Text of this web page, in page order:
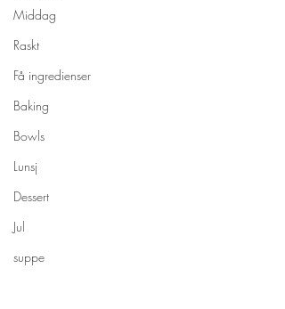
Middag
Raskt
Få ingredienser
Baking
Bowls
Lunsj
Dessert
Jul
suppe